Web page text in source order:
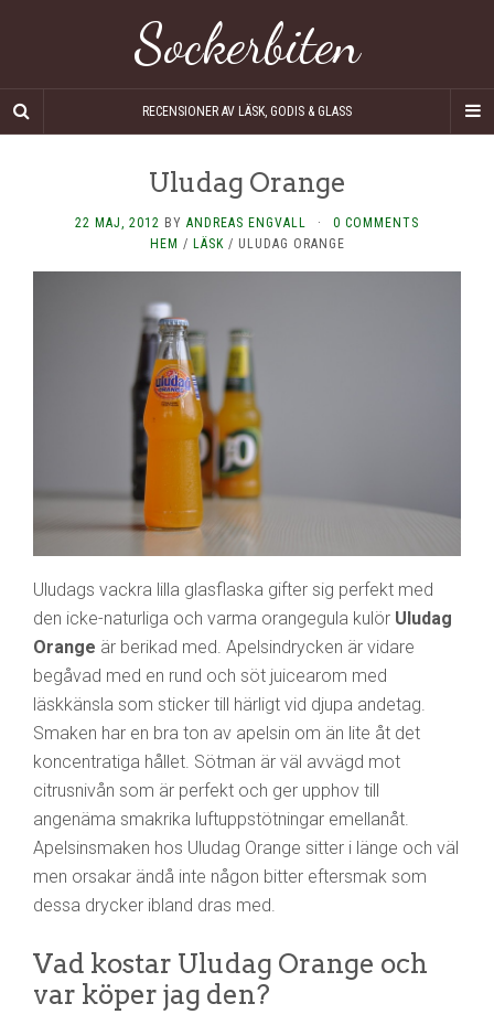
Sockerbiten
RECENSIONER AV LÄSK, GODIS & GLASS
Uludag Orange
22 MAJ, 2012 BY ANDREAS ENGVALL ·
0 COMMENTS
HEM / LÄSK/ ULUDAG ORANGE
Uludags vackra lilla glasflaska gifter sig perfekt med
den icke-naturliga och varma orangegula kulör Uludag
Orange är berikad med. Apelsindrycken är vidare
begåvad med en rund och söt juicearom med
läskkänsla som sticker till härligt vid djupa andetag.
Smaken har en bra ton av apelsin om än lite åt det
koncentratiga hållet. Sötman är väl avvägd mot
citrusnivån som är perfekt och ger upphov till
angenäma smakrika luftuppstötningar emellanåt.
Apelsinsmaken hos Uludag Orange sitter i länge och väl
men orsakar ändå inte någon bitter eftersmak som
dessa drycker ibland dras med.
Vad kostar Uludag Orange och
var köper jag den?